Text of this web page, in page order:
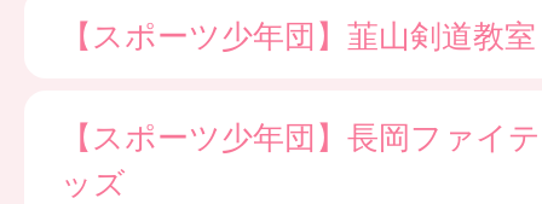
【スポーツ少年団】韮山剣道教室
【スポーツ少年団】長岡ファイ
ッズ